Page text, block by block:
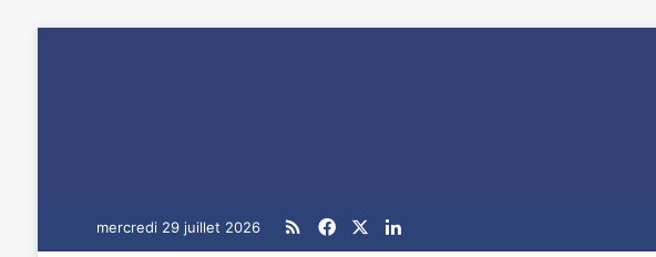
mercredi 29 juillet 2026 RSSFacebookLinkedin